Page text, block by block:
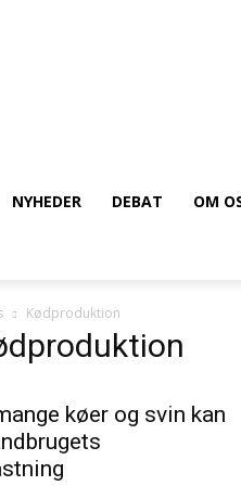
NYHEDER DEBAT OM
Kødproduktion
køer og svin kan